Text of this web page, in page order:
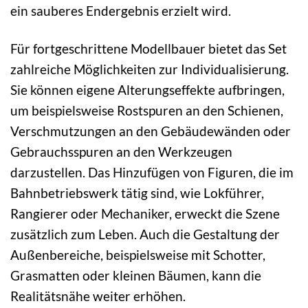
ein sauberes Endergebnis erzielt wird.
Für fortgeschrittene Modellbauer bietet das Set
zahlreiche Möglichkeiten zur Individualisierung.
Sie können eigene Alterungseffekte aufbringen,
um beispielsweise Rostspuren an den Schienen,
Verschmutzungen an den Gebäudewänden oder
Gebrauchsspuren an den Werkzeugen
darzustellen. Das Hinzufügen von Figuren, die im
Bahnbetriebswerk tätig sind, wie Lokführer,
Rangierer oder Mechaniker, erweckt die Szene
zusätzlich zum Leben. Auch die Gestaltung der
Außenbereiche, beispielsweise mit Schotter,
Grasmatten oder kleinen Bäumen, kann die
Realitätsnähe weiter erhöhen.